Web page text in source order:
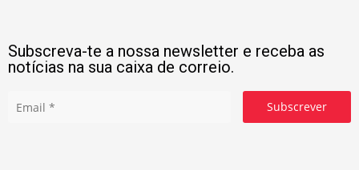
Subscreva-te a nossa newsletter e receba as
notícias na sua caixa de correio.
Subscrever